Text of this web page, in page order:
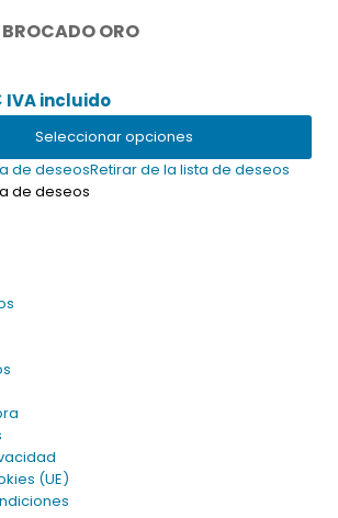
ORO
IVA incluido
Seleccionar opciones
de deseosRetirar de la lista de deseos
de deseos
(UE)